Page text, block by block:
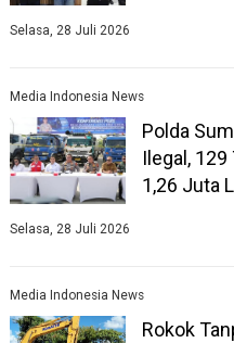
Selasa, 28 Juli 2026
Media Indonesia News
Polda
Ilegal,
1,26 Juta
Selasa, 28 Juli 2026
Media Indonesia News
Rokok